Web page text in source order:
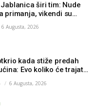
Jablanica širi tim: Nude
primanja, vikendi su
više radnika
6 Augusta, 2026
kada stiže predah
Evo koliko će trajati
- 6 Augusta, 2026